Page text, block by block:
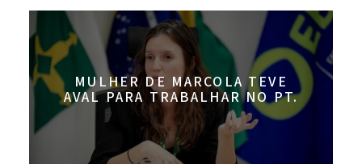
MULHER DE MARCOLA TEVE
AVAL PARA TRABALHAR NO PT.